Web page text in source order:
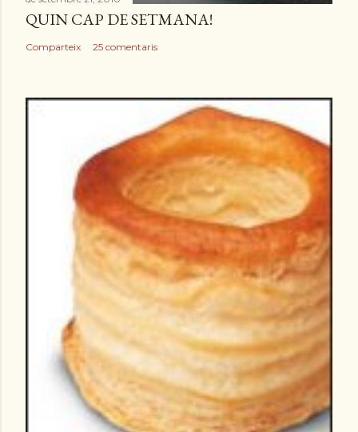
QUIN CAP DE SETMANA!
Comparteix 25 comentaris